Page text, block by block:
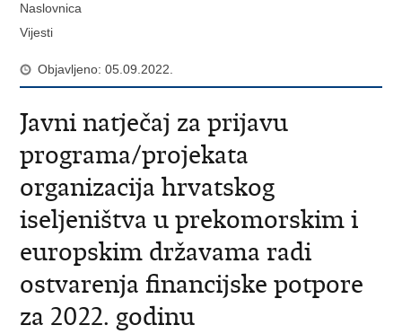
Naslovnica
Vijesti
Objavljeno: 05.09.2022.
Javni natječaj za prijavu
programa/projekata
organizacija hrvatskog
iseljeništva u prekomorskim i
europskim državama radi
ostvarenja financijske potpore
za 2022. godinu